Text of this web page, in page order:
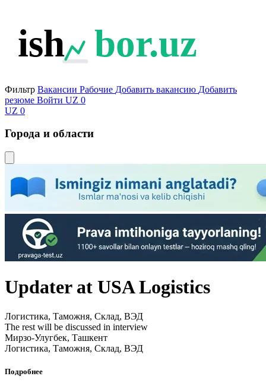
ish bor.uz
Фильтр Вакансии Рабочие Добавить вакансию Добавить
резюме Войти UZ 0
UZ 0
Города и области
Updater at USA Logistics
Логистика, Таможня, Склад, ВЭД
The rest will be discussed in interview
Мирзо-Улугбек, Ташкент
Логистика, Таможня, Склад, ВЭД
Подробнее